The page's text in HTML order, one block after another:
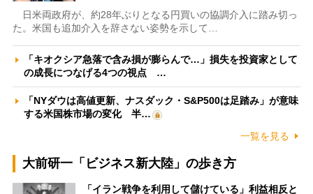
日米両政府が、約28年ぶりとなる円買いの協調介入に踏み切っ
た。米国も追加介入を辞さない姿勢を示して…
「キオクシア急落で含み損が膨らんで…」損失を投資家として
の成長につなげる4つの視点 …
「NYダウは高値更新、ナスダック・S&P500は足踏み」が意味
する米国株市場の変化 半…
一覧を見る
大前研一「ビジネス新大陸」の歩き方
「イラン戦争を利用して儲けている」利益相反と